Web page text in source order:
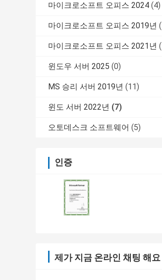
마이크로소프트 오피스 2024 (4)
마이크로소프트 오피스 2019년
마이크로소프트 오피스 2021년
윈도우 서버 2025 (0)
MS 승리 서버 2019년 (11)
윈도 서버 2022년 (7)
오토데스크 소프트웨어 (5)
인증
제가 지금 온라인 채팅 해요